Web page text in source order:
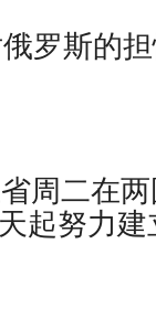
罗斯的
周二在
起努力建